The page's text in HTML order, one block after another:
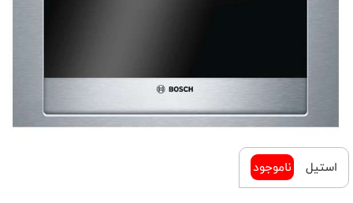
استیل ناموجود